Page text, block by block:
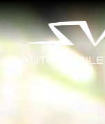
AUTOMOBILE